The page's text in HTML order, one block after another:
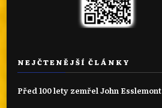
NEJČTENĚJŠÍ ČLÁNKY
Před 100 lety zemřel John Esslemont